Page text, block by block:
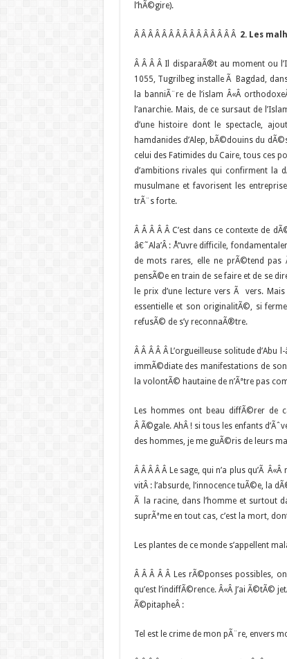
l’hÃ©gire).
Â Â Â Â Â Â Â Â Â Â Â Â Â Â Â 2. Les
Â Â Â Â Il disparaÃ®t au moment ou
1055, Tugrilbeg installe Ã Bagdad,
la banniÃ¨re de l’islam Â«Â
l’anarchie. Mais, de ce sursaut de
d’une histoire dont le spectacle,
hamdanides d’Alep, bÃ©douins du
celui des Fatimides du Caire, tous ces
d’ambitions rivales qui confirment la
musulmane et favorisent les
trÃ¨s forte.
Â Â Â Â Â C’est dans ce contexte de
â€˜Ala’Â : Å“uvre difficile,
de mots rares, elle ne prÃ©tend
pensÃ©e en train de se faire et de se
le prix d’une lecture vers Ã vers.
essentielle et son originalitÃ©, si
refusÃ© de s’y reconnaÃ®tre.
ÂÂ Â Â Â L’orgueilleuse solitude d’Abu
immÃ©diate des manifestations de
la volontÃ© hautaine de n’Ãªtre pas
Les hommes ont beau diffÃ©rer de
Â Ã©gale. AhÂ ! si tous les enfants
des hommes, je me guÃ©ris de leurs
ÂÂ Â Â Â Le sage, qui n’a plus qu’Ã
vitÂ : l’absurde, l’innocence tuÃ©e, la
Ã la racine, dans l’homme et surtout
suprÃªme en tout cas, c’est la mort,
Les plantes de ce monde s’appellent
Â Â Â Â Â Les rÃ©ponses possibles,
qu’est l’indiffÃ©rence. Â«Â J’ai Ã©tÃ©
Ã©pitapheÂ :
Tel est le crime de mon pÃ¨re, envers